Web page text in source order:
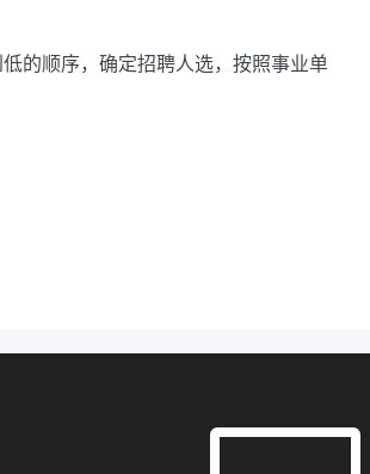
的顺序，确定招聘人选，按照事业单